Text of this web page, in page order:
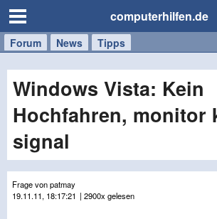
computerhilfen.de
Forum News Tipps
Handy
Tablet
Windows
Mac
Windows Vista: Kein
Hochfahren, monitor
signal
Frage von patmay
19.11.11, 18:17:21 | 2900x gelesen